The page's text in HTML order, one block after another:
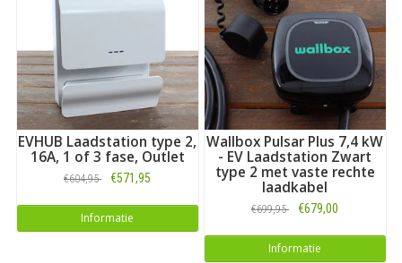
EVHUB Laadstation type 2,
16A, 1 of 3 fase, Outlet
€604,95 €571,95
Informatie
Wallbox Pulsar Plus 7,4 kW
- EV Laadstation Zwart
type 2 met vaste rechte
laadkabel
€699,95 €679,00
Informatie